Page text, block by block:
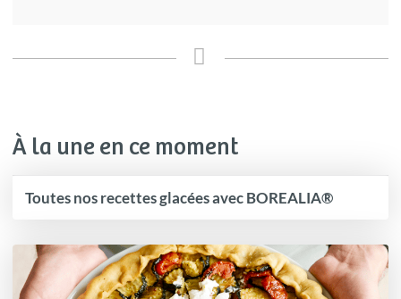
À la une en ce moment
Toutes nos recettes glacées avec BOREALIA®